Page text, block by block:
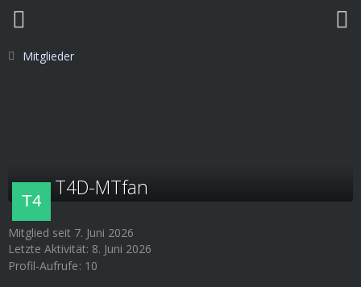
Mitglieder
T4D-MTfan
Mitglied seit 7. Juni 2026
Letzte Aktivität: 8. Juni 2026
Profil-Aufrufe 10